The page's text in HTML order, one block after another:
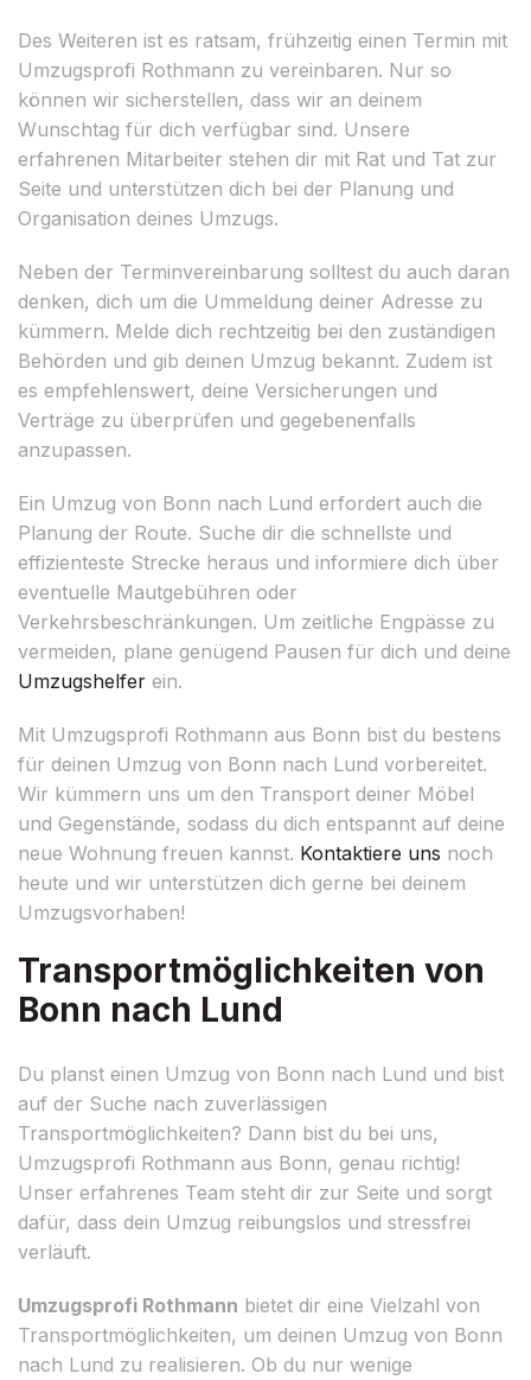
Des Weiteren ist es ratsam, frühzeitig einen Termin mit
Umzugsprofi Rothmann zu vereinbaren. Nur so
können wir sicherstellen, dass wir an deinem
Wunschtag für dich verfügbar sind. Unsere
erfahrenen Mitarbeiter stehen dir mit Rat und Tat zur
Seite und unterstützen dich bei der Planung und
Organisation deines Umzugs.
Neben der Terminvereinbarung solltest du auch daran
denken, dich um die Ummeldung deiner Adresse zu
kümmern. Melde dich rechtzeitig bei den zuständigen
Behörden und gib deinen Umzug bekannt. Zudem ist
es empfehlenswert, deine Versicherungen und
Verträge zu überprüfen und gegebenenfalls
anzupassen.
Ein Umzug von Bonn nach Lund erfordert auch die
Planung der Route. Suche dir die schnellste und
effizienteste Strecke heraus und informiere dich über
eventuelle Mautgebühren oder
Verkehrsbeschränkungen. Um zeitliche Engpässe zu
vermeiden, plane genügend Pausen für dich und deine
Umzugshelfer ein.
Mit Umzugsprofi Rothmann aus Bonn bist du bestens
für deinen Umzug von Bonn nach Lund vorbereitet.
Wir kümmern uns um den Transport deiner Möbel
und Gegenstände, sodass du dich entspannt auf deine
neue Wohnung freuen kannst. Kontaktiere uns noch
heute und wir unterstützen dich gerne bei deinem
Umzugsvorhaben!
Transportmöglichkeiten von
Bonn nach Lund
Du planst einen Umzug von Bonn nach Lund und bist
auf der Suche nach zuverlässigen
Transportmöglichkeiten? Dann bist du bei uns,
Umzugsprofi Rothmann aus Bonn, genau richtig!
Unser erfahrenes Team steht dir zur Seite und sorgt
dafür, dass dein Umzug reibungslos und stressfrei
verläuft.
Umzugsprofi Rothmann bietet dir eine Vielzahl von
Transportmöglichkeiten, um deinen Umzug von Bonn
nach Lund zu realisieren. Ob du nur wenige